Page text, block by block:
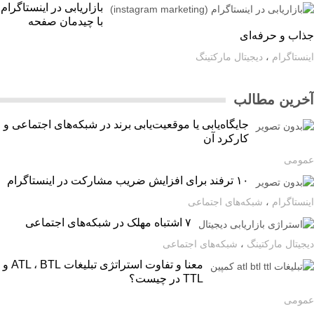
بازاریابی در اینستاگرام
با چیدمان صفحه
و حرفه‌ای
،دیجیتال مارکتینگ
مطالب
جایگاه‌یابی یا موقعیت‌یابی برند در شبکه‌های اجتماعی و
کارکرد آن
۱۰ ترفند برای افزایش ضریب مشارکت در اینستاگرام
،شبکه‌های اجتماعی
مارکتینگ،شبکه‌های اجتماعی
معنا و تفاوت استراتژی تبلیغات ATL ، BTL و
TTL در چیست؟